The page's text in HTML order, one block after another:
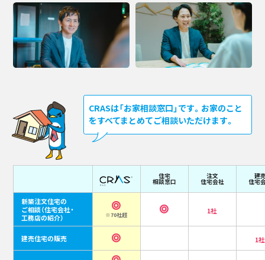
CRASは「お家相談窓口」です。お家のこと
をすべてまとめてご相談いただけます。
住宅
相談窓口
注文
住宅会社
建
住宅
新築注文住宅の
ご相談（住宅会社・
工務店の紹介）
※70社超 1社
建売住宅の販売 1社